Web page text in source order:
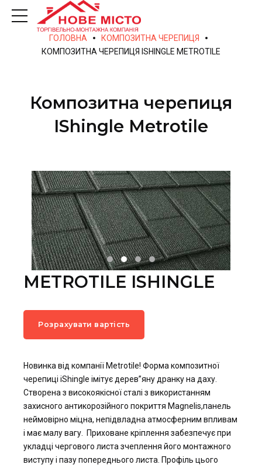
ГОЛОВНА
КОМПОЗИТНА ЧЕРЕПИЦЯ
КОМПОЗИТНА ЧЕРЕПИЦЯ ISHINGLE METROTILE
Композитна черепиця
IShingle Metrotile
METROTILE ISHINGLE
Розрахувати вартість
Новинка від компанії Metrotile! Форма композитної
черепиці iShingle імітує дерев”яну дранку на даху.
Створена з високоякісної сталі з використанням
захисного антикорозійного покриття Magnelis,панель
неймовірно міцна, непідвладна атмосферним впливам
і має малу вагу. Приховане кріплення забезпечує при
укладці чергового листа зчеплення його монтажного
виступу і пазу попереднього листа. Профіль цього